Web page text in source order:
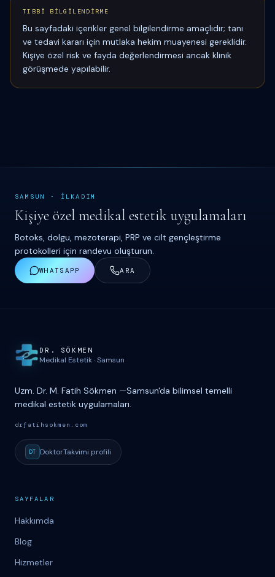
TIBBİ BİLGİLENDİRME
Bu sayfadaki içerikler genel bilgilendirme amaçlıdır; tanı
ve tedavi kararı için mutlaka hekim muayenesi gereklidir.
Kişiye özel risk ve fayda değerlendirmesi ancak klinik
görüşmede yapılabilir.
SAMSUN · İ LKADIM
Kişiye özel medikal estetik uygulamaları
Botoks, dolgu, mezoterapi, PRP ve cilt gençleştirme
protokolleri için randevu oluşturun.
WHATSAPP ARA
Site haritası ve iletişim
DR. S Ö KMEN
Medikal Estetik·Samsun
Uzm. Dr. M. Fatih Sökmen —Samsun'da bilimsel temelli
medikal estetik uygulamaları.
drfatihsokmen.com
DT DoktorTakvimi profili
SAYFALAR
Hakkımda
Blog
Hizmetler